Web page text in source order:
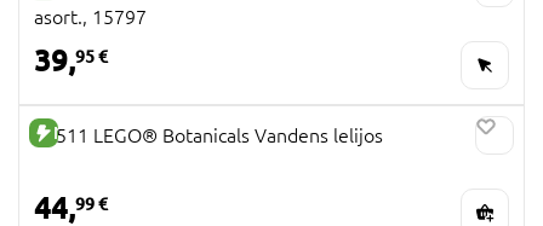
asort., 15797
39,95 €
NAUJA PREKĖ
11511 LEGO® Botanicals Vandens lelijos
44,99 €